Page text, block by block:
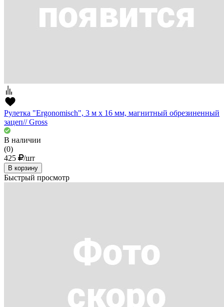
Рулетка "Ergonomisch", 3 м x 16 мм, магнитный обрезиненный
зацеп// Gross
В наличии
(0)
425
/шт
В корзину
Быстрый просмотр